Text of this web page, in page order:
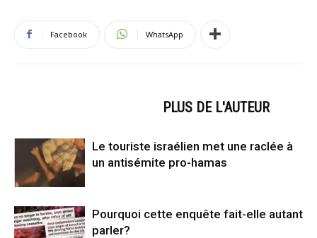
Facebook WhatsApp
PLUS DE L'AUTEUR
Le touriste israélien met une raclée à
un antisémite pro-hamas
Pourquoi cette enquête fait-elle autant
parler?